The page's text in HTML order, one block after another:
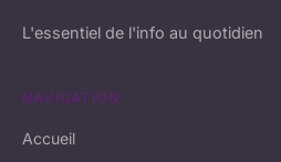
L'essentiel de l'info au quotidien
NAVIGATION
Accueil